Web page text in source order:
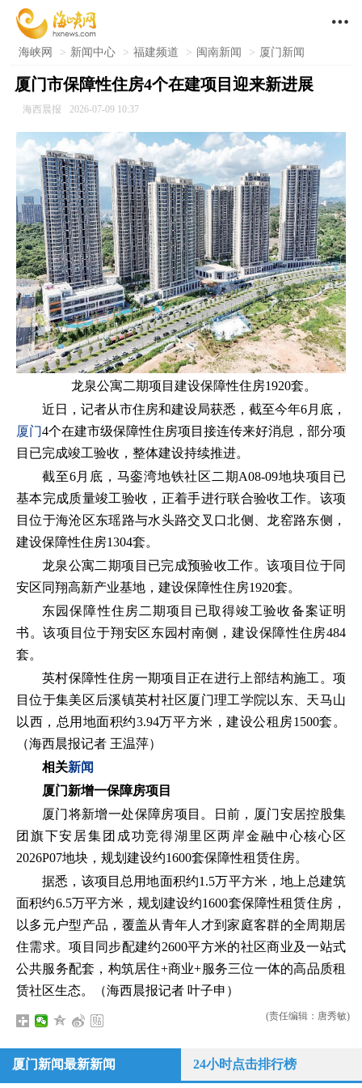

海峡网 > 新闻中心 > 福建频道 > 闽南新闻 > 厦门新闻
厦门市保障性住房4个在建项目迎来新进展
海西晨报 2026-07-09 10:37
龙泉公寓二期项目建设保障性住房1920套。
近日，记者从市住房和建设局获悉，截至今年6月底，
厦门4个在建市级保障性住房项目接连传来好消息，部分项
目已完成竣工验收，整体建设持续推进。
截至6月底，马銮湾地铁社区二期A08-09地块项目已
基本完成质量竣工验收，正着手进行联合验收工作。该项
目位于海沧区东瑶路与水头路交叉口北侧、龙窑路东侧，
建设保障性住房1304套。
龙泉公寓二期项目已完成预验收工作。该项目位于同
安区同翔高新产业基地，建设保障性住房1920套。
东园保障性住房二期项目已取得竣工验收备案证明
书。该项目位于翔安区东园村南侧，建设保障性住房484
套。
英村保障性住房一期项目正在进行上部结构施工。项
目位于集美区后溪镇英村社区厦门理工学院以东、天马山
以西，总用地面积约3.94万平方米，建设公租房1500套。
（海西晨报记者 王温萍）
相关新闻
厦门新增一保障房项目
厦门将新增一处保障房项目。日前，厦门安居控股集
团旗下安居集团成功竞得湖里区两岸金融中心核心区
2026P07地块，规划建设约1600套保障性租赁住房。
据悉，该项目总用地面积约1.5万平方米，地上总建筑
面积约6.5万平方米，规划建设约1600套保障性租赁住房，
以多元户型产品，覆盖从青年人才到家庭客群的全周期居
住需求。项目同步配建约2600平方米的社区商业及一站式
公共服务配套，构筑居住+商业+服务三位一体的高品质租
赁社区生态。（海西晨报记者 叶子申）
(责任编辑：唐秀敏)
厦门新闻最新新闻 24小时点击排行榜